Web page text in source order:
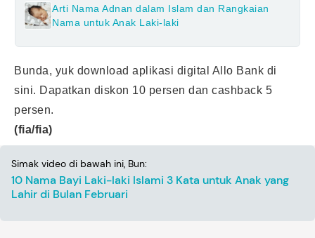
Arti Nama Adnan dalam Islam dan Rangkaian
Nama untuk Anak Laki-laki
Bunda, yuk download aplikasi digital Allo Bank di
sini. Dapatkan diskon 10 persen dan cashback 5
persen.
(fia/fia)
Simak video di bawah ini, Bun:
10 Nama Bayi Laki-laki Islami 3 Kata untuk Anak yang
Lahir di Bulan Februari